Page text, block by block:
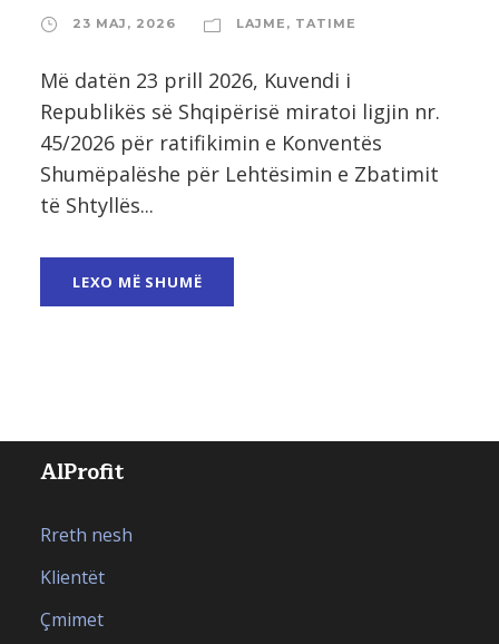
23 MAJ, 2026 LAJME , TATIME
Më datën 23 prill 2026, Kuvendi i
Republikës së Shqipërisë miratoi ligjin nr.
45/2026 për ratifikimin e Konventës
Shumëpalëshe për Lehtësimin e Zbatimit
të Shtyllës...
LEXO MË SHUMË
AlProfit
Rreth nesh
Klientët
Çmimet